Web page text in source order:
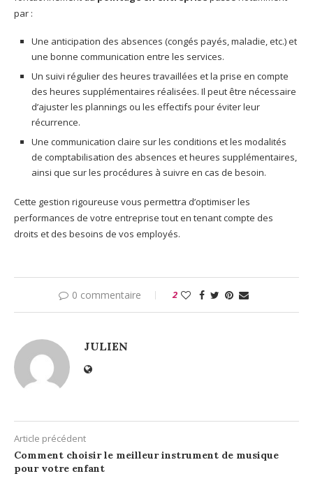
par :
Une anticipation des absences (congés payés, maladie, etc.) et
une bonne communication entre les services.
Un suivi régulier des heures travaillées et la prise en compte
des heures supplémentaires réalisées. Il peut être nécessaire
d’ajuster les plannings ou les effectifs pour éviter leur
récurrence.
Une communication claire sur les conditions et les modalités
de comptabilisation des absences et heures supplémentaires,
ainsi que sur les procédures à suivre en cas de besoin.
Cette gestion rigoureuse vous permettra d’optimiser les
performances de votre entreprise tout en tenant compte des
droits et des besoins de vos employés.
0 commentaire 2
JULIEN
Article précédent
Comment choisir le meilleur instrument de musique
pour votre enfant